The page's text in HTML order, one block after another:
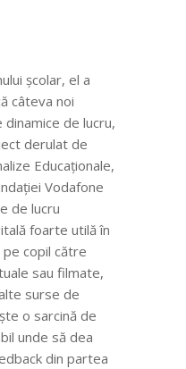
școlar, el a
câteva noi
de lucru,
derulat de
Educaționale,
Vodafone
de lucru
foarte utilă în
copil către
sau filmate,
surse de
o sarcină de
unde să dea
din partea